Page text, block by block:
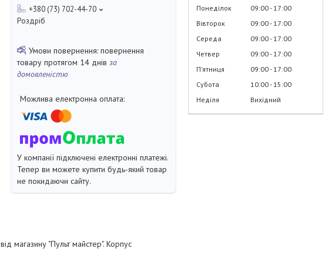
+380 (73) 702-44-70
Роздріб
повернення
товару протягом 14 днів за
домовленістю
У компанії підключені електронні платежі.
Тепер ви можете купити будь-який товар
не покидаючи сайту.
від магазину "Пульт майстер". Корпус
Понеділок 09:00 17:00
Вівторок
09:00 17:00
Середа
09:00 17:00
Четвер
09:00 17:00
Пʼятниця
09:00 17:00
Субота
10:00 15:00
Неділя
Вихідний